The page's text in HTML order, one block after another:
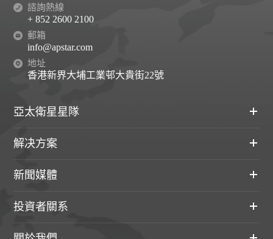
諮詢熱線
+ 852 2600 2100
郵箱
info@apstar.com
地址
香港新界大埔工業邨大貴街22號
亞太衛星星隊
解决方案
新聞媒體
投資者關系